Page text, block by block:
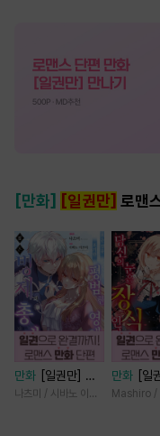
[만화] [일권만] 로맨
만화
[일권만] 모
든 것을 포기한 평
나츠미 / 시바노 이즈미
만화
[일
례지만 약
Mashiro /